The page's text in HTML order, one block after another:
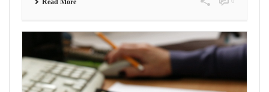
Read More